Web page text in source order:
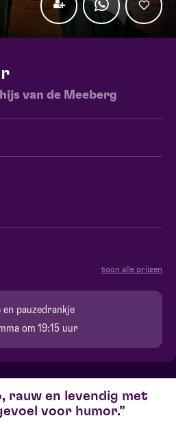
van de Meeberg
toon alle prijzen
pauzedrankje
om 19:15 uur
rauw en levendig met
voor humor.